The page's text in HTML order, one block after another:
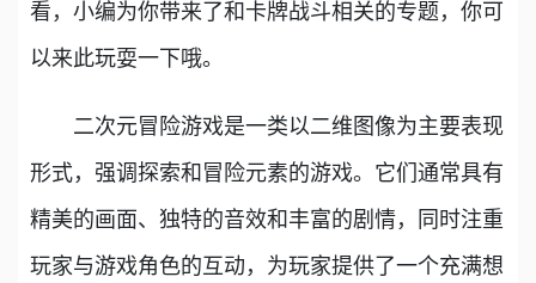
看，小编为你带来了和卡牌战斗相关的专题，你可
以来此玩耍一下哦。
二次元冒险游戏是一类以二维图像为主要表现
形式，强调探索和冒险元素的游戏。它们通常具有
精美的画面、独特的音效和丰富的剧情，同时注重
玩家与游戏角色的互动，为玩家提供了一个充满想